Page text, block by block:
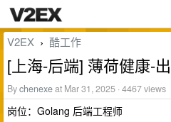
V2EX › 酷工作
[上海-后端] 薄荷健康-
Bychenexeat Mar 31, 2025 · 4467 views
岗位：Golang 后端工程师